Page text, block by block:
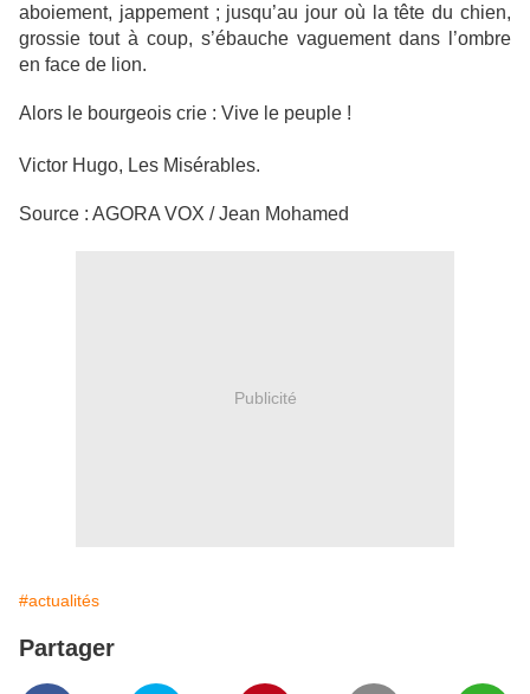
aboiement, jappement ; jusqu’au jour où la tête du chien,
grossie tout à coup, s’ébauche vaguement dans l’ombre
en face de lion.
Alors le bourgeois crie : Vive le peuple !
Victor Hugo, Les Misérables.
Source : AGORA VOX / Jean Mohamed
Publicité
#actualités
Partager